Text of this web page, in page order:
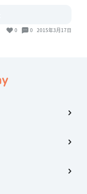
0 0 2015年3月17日